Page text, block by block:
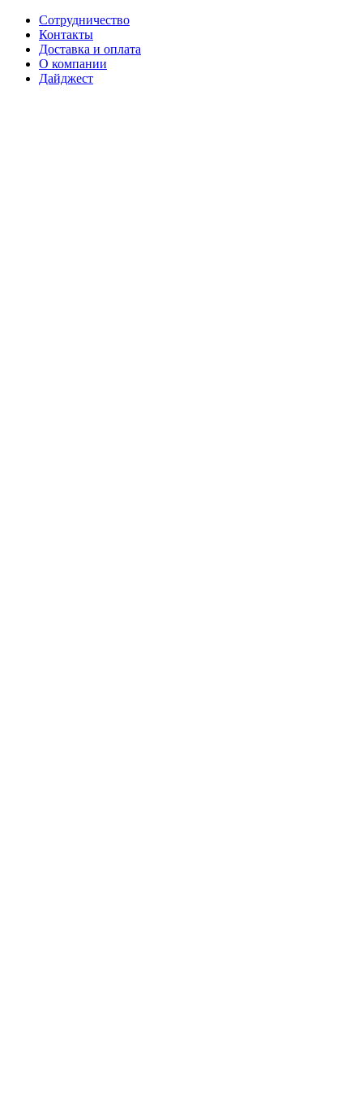
Сотрудничество
Контакты
Доставка и оплата
О компании
Дайджест